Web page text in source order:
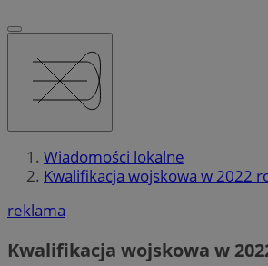
Wiadomości lokalne
Kwalifikacja wojskowa w 2022
reklama
Kwalifikacja wojskowa w